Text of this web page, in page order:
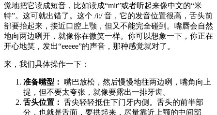
觉地把它读成短音，比如读成“mit”或者听起来像中文的“米
特”。这可就出错了。这个 /iː/ 音，它的发音位置很高，舌头前
部要抬起来，接近口腔上颚，但又不能完全碰到。嘴唇会自然
地向两边咧开，就像你在微笑一样。你可以想象一下，你正在
开心地笑，发出“eeeee”的声音，那种感觉就对了。
来，我们具体操作一下：
准备嘴型：
嘴巴放松，然后慢慢地往两边咧，嘴角向上
提，但不要太夸张，就像要露出一排牙齿。
舌头位置： 舌尖轻轻抵住下门牙内侧。舌头的前半部
分，也就是舌面，要拱起来，尽量靠近上颚的中间部